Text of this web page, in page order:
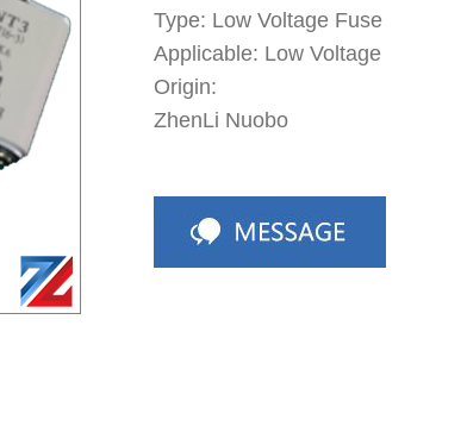
Type: Low Voltage Fuse
Applicable: Low Voltage
Origin:
ZhenLi Nuobo